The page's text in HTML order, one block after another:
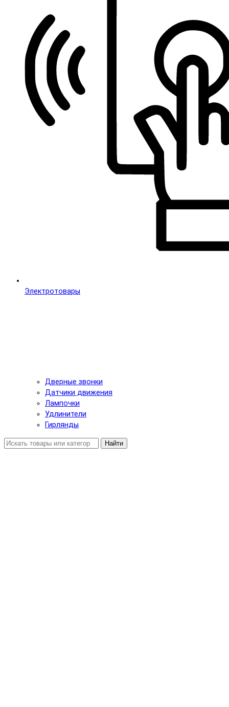
Электротовары
Дверные звонки
Датчики движения
Лампочки
Удлинители
Гирлянды
Найти